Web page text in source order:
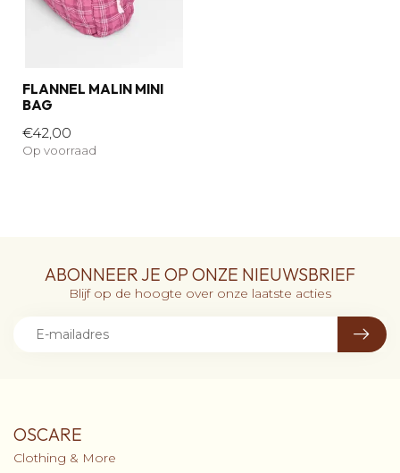
FLANNEL MALIN MINI
BAG
€42,00
Op voorraad
ABONNEER JE OP ONZE NIEUWSBRIEF
Blijf op de hoogte over onze laatste acties
OSCARE
Clothing & More